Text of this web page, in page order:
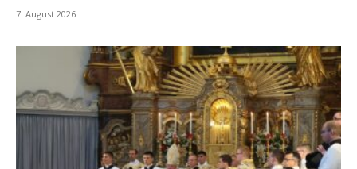
7. August 2026